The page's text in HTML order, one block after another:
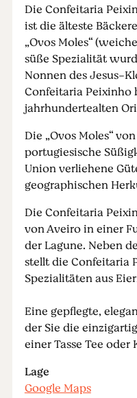
Die Confeitaria
ist die älteste
„Ovos Moles“
süße Spezialität
Nonnen des Jesus-
Confeitaria Peixinho
jahrhundertealten
Die „Ovos Moles“
portugiesische
Union verliehene
geographischen
Die Confeitaria
von Aveiro in einer
der Lagune. Neben
stellt die Confeitaria
Spezialitäten aus
Eine gepflegte,
der Sie die
einer Tasse Tee
Lage
Google Maps